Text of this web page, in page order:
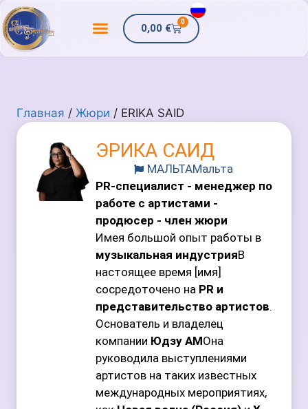
0,00 €
0
Главная / Жюри / ERIKA SAID
ЭРИКА САИД
МАЛЬТАМальта
PR-специалист - менеджер по
работе с артистами -
продюсер - член жюри
Имея большой опыт работы в
музыкальная индустрияВ
настоящее время [имя]
сосредоточено на PR и
представительство артистов.
Основатель и владелец
компании Юдзу АМОна
руководила выступлениями
артистов на таких известных
международных мероприятиях,